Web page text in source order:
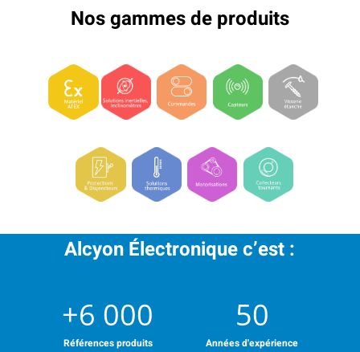
Nos gammes de produits
Alcyon Électronique c’est :
+6 000
Références produits
50
Années d'expérience